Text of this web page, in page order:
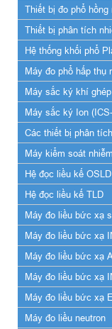
Thiết bị đo phổ hồng
Thiết bị phân tích
Hệ thống khối phổ
Máy đo phổ hấp thụ
Máy sắc ký khí
Máy sắc ký Ion
Các thiết bị phân
Máy kiểm soát
Hệ đọc liều kế
Hệ đọc liều kế TLD
Máy đo liều bức xạ
Máy đo liều bức xạ
Máy đo liều bức xạ
Máy đo liều bức xạ
Máy đo liều bức xạ
Máy đo liều neutron